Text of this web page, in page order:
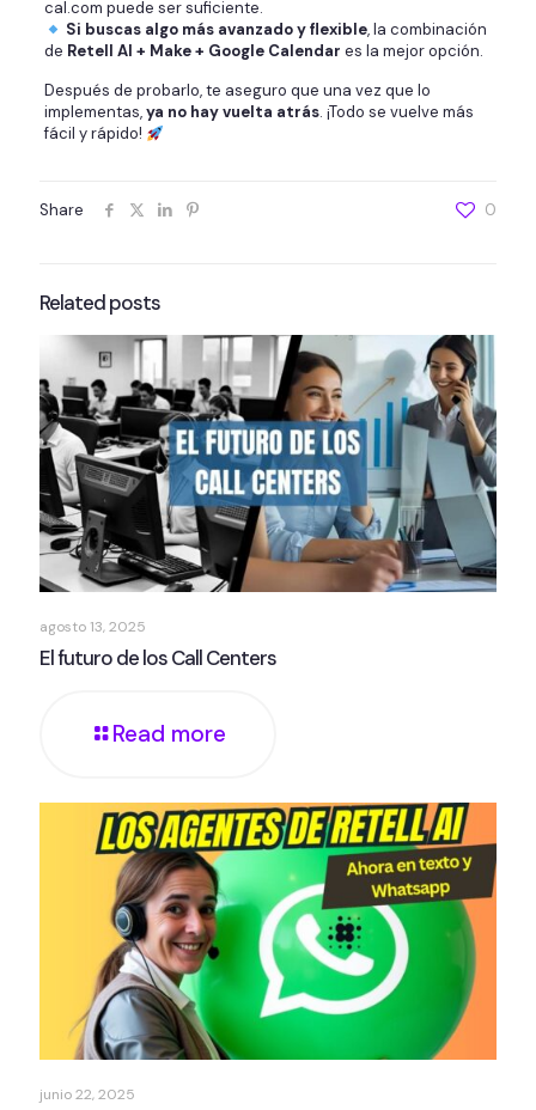
cal.com puede ser suficiente.
Si buscas algo más avanzado y flexible, la combinación
de Retell AI + Make + Google Calendar es la mejor opción.
Después de probarlo, te aseguro que una vez que lo
implementas,ya no hay vuelta atrás. ¡Todo se vuelve más
fácil y rápido!
Share 0
Related posts
agosto 13, 2025
El futuro de los Call Centers
Read more
junio 22, 2025